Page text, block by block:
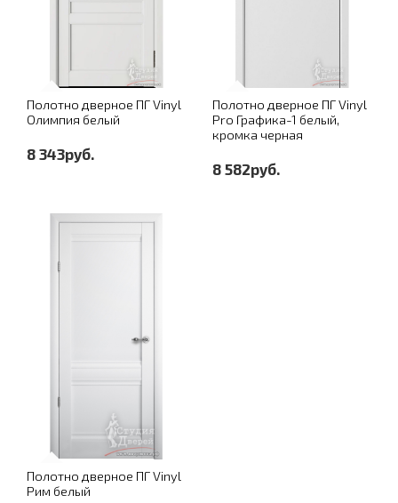
Полотно дверное ПГ Vinyl
Олимпия белый
8 343руб.
Полотно дверное ПГ Vinyl
Pro Графика-1 белый,
кромка черная
8 582руб.
Полотно дверное ПГ Vinyl
Рим белый